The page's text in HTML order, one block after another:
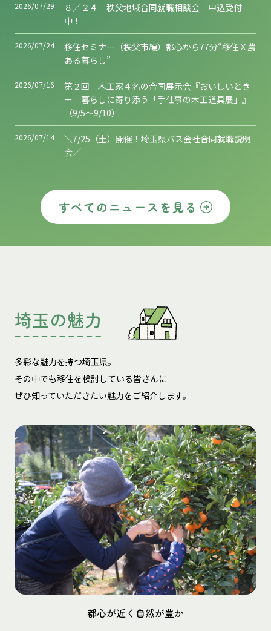
2026/07/29
８／２４ 秩父地域合同就職相談会 申込受付
中！
2026/07/24
移住セミナー（秩父市編）都心から77分“移住Ｘ農
ある暮らし”
2026/07/16
第２回 木工家４名の合同展示会『おいしいとき
ー 暮らしに寄り添う「手仕事の木工道具展」』
（9/5～9/10）
2026/07/14
＼7/25（土）開催！埼玉県バス会社合同就職説明
会／
すべてのニュースを見る
埼玉の魅力
多彩な魅力を持つ埼玉県。
その中でも移住を検討している皆さんに
ぜひ知っていただきたい魅力をご紹介します。
都心が近く自然が豊か